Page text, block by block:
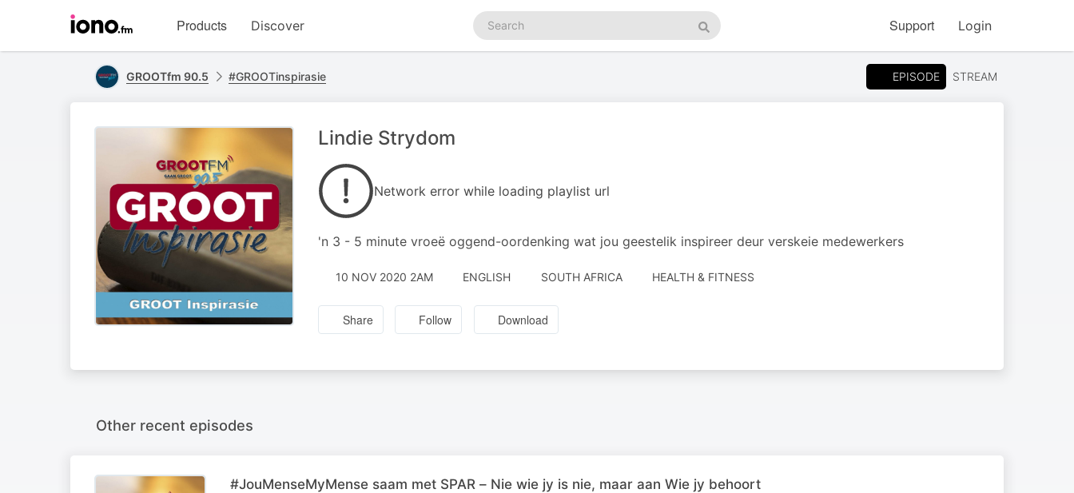
homepage
Products Discover
Search
podcasts
Search
Support Login
GROOTfm 90.5 #GROOTinspirasie EPISODE STREAM
Lindie Strydom
Network error while loading playlist url
'n 3 - 5 minute vroeë oggend-oordenking wat jou geestelik inspireer deur verskeie medewerkers
10 NOV 2020 2AM ENGLISH SOUTH AFRICA HEALTH & FITNESS
Share Follow Download
Other recent episodes
#JouMenseMyMense saam met SPAR – Nie wie jy is nie, maar aan Wie jy behoort